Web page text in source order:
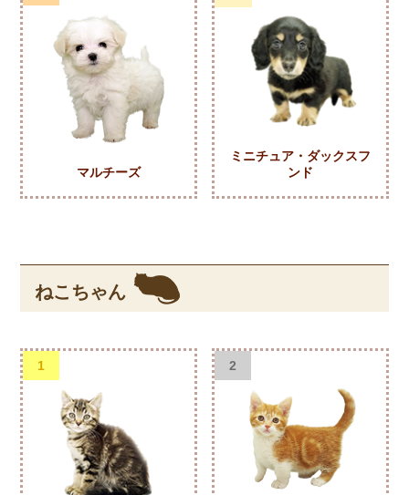
マルチーズ
ミニチュア・ダックスフ
ンド
ねこちゃん
1 2